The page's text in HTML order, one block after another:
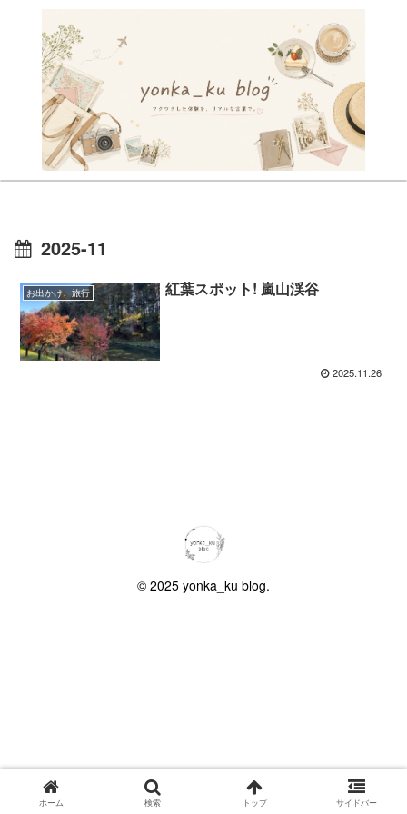
2025-11
お出かけ、旅行 紅葉スポット! 嵐山渓谷
2025.11.26
© 2025 yonka_ku blog.
ホーム 検索 トップ サイドバー